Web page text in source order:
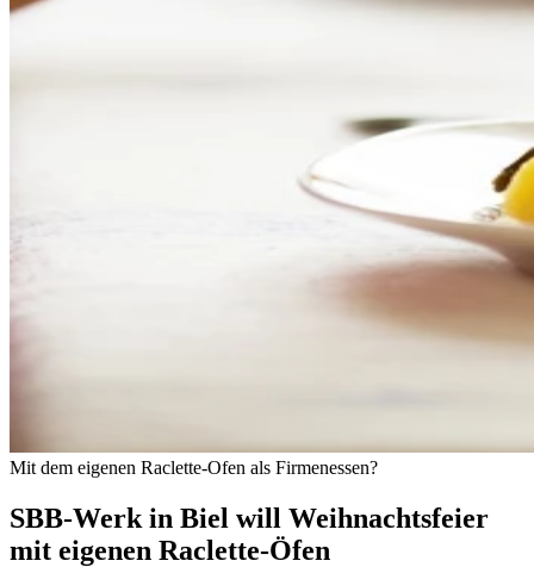
Mit dem eigenen Raclette-Ofen als Firmenessen?
SBB-Werk in Biel will Weihnachtsfeier
mit eigenen Raclette-Öfen